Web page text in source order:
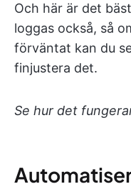
Och här är det
loggas också, så
förväntat kan du
finjustera det.
Se hur det